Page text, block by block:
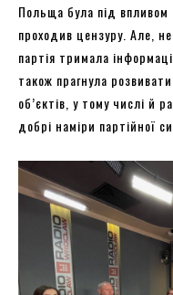
Польща була під впливом
проходив цензуру. Але,
партія тримала
також прагнула
об’єктів, у тому числі й
добрі наміри партійної